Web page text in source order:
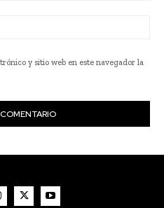
y sitio web en este navegador la